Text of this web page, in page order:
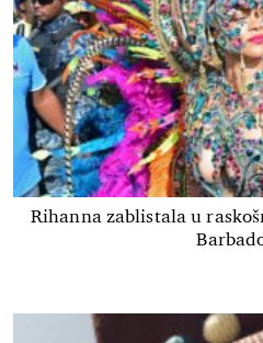
Rihanna zablistala u